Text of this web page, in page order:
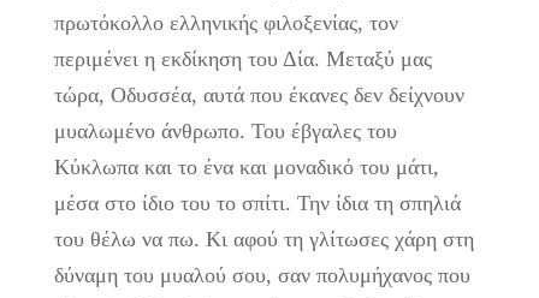
πρωτόκολλο ελληνικής φιλοξενίας, τον
περιμένει η εκδίκηση του Δία. Μεταξύ μας
τώρα, Οδυσσέα, αυτά που έκανες δεν δείχνουν
μυαλωμένο άνθρωπο. Του έβγαλες του
Κύκλωπα και το ένα και μοναδικό του μάτι,
μέσα στο ίδιο του το σπίτι. Την ίδια τη σπηλιά
του θέλω να πω. Κι αφού τη γλίτωσες χάρη στη
δύναμη του μυαλού σου, σαν πολυμήχανος που